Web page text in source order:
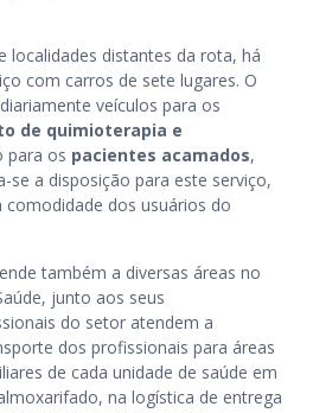
localidades distantes da rota, há
com carros de sete lugares. O
veículos para os
de quimioterapia e
para os pacientes acamados,
se a disposição para este serviço,
dos usuários do
também a diversas áreas no
junto aos seus
do setor atendem a
dos profissionais para áreas
de cada unidade de saúde em
na logística de entrega